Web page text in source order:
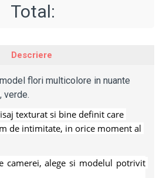
Total:
Descriere
flori multicolore in nuante
verde.
texturat si bine definit care
de intimitate, in orice moment al
camerei, alege si modelul potrivit